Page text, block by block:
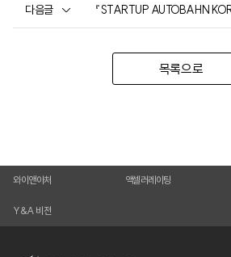
다음글 『STARTUP AUTOBAHN
목록으로
와이앤아처 액셀러레이팅
Y&A 비전